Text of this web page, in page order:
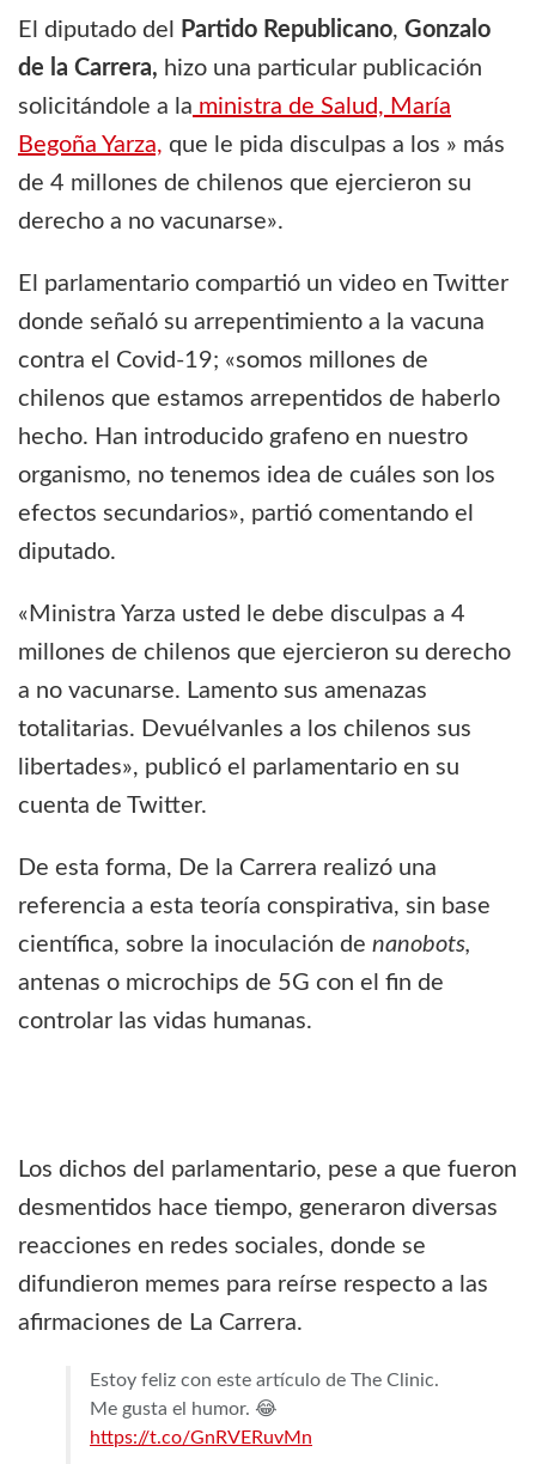
El diputado del Partido Republicano, Gonzalo
de la Carrera, hizo una particular publicación
solicitándole a la ministra de Salud, María
Begoña Yarza, que le pida disculpas a los » más
de 4 millones de chilenos que ejercieron su
derecho a no vacunarse».
El parlamentario compartió un video en Twitter
donde señaló su arrepentimiento a la vacuna
contra el Covid-19; «somos millones de
chilenos que estamos arrepentidos de haberlo
hecho. Han introducido grafeno en nuestro
organismo, no tenemos idea de cuáles son los
efectos secundarios», partió comentando el
diputado.
«Ministra Yarza usted le debe disculpas a 4
millones de chilenos que ejercieron su derecho
a no vacunarse. Lamento sus amenazas
totalitarias. Devuélvanles a los chilenos sus
libertades», publicó el parlamentario en su
cuenta de Twitter.
De esta forma, De la Carrera realizó una
referencia a esta teoría conspirativa, sin base
científica, sobre la inoculación de nanobots,
antenas o microchips de 5G con el fin de
controlar las vidas humanas.
Los dichos del parlamentario, pese a que fueron
desmentidos hace tiempo, generaron diversas
reacciones en redes sociales, donde se
difundieron memes para reírse respecto a las
afirmaciones de La Carrera.
Estoy feliz con este artículo de The Clinic.
Me gusta el humor. 😂
https://t.co/GnRVERuvMn